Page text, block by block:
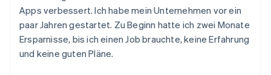
Apps verbessert. Ich habe mein Unternehmen vor ein
paar Jahren gestartet. Zu Beginn hatte ich zwei Monate
Ersparnisse, bis ich einen Job brauchte, keine Erfahrung
und keine guten Pläne.